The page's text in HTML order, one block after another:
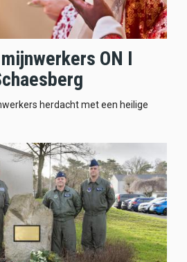
ON I
herdacht met een heilige